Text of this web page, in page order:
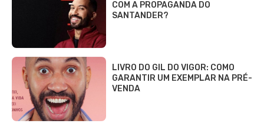
COM A PROPAGANDA DO
SANTANDER?
LIVRO DO GIL DO VIGOR: COMO
GARANTIR UM EXEMPLAR NA PRÉ-
VENDA